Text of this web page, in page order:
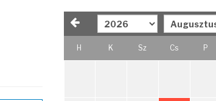
H K Sz Cs P